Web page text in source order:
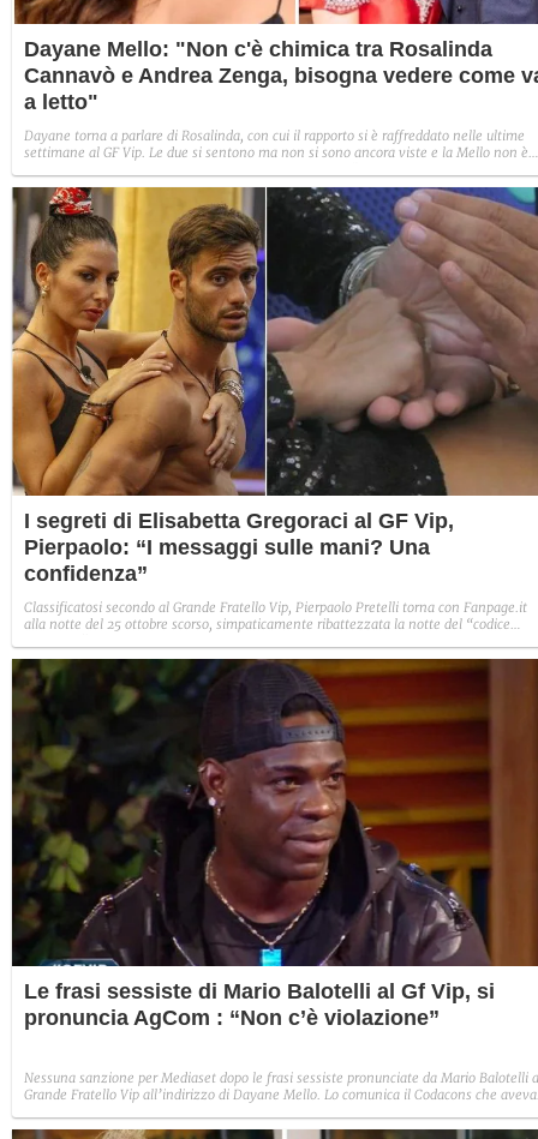
Dayane Mello: "Non c'è chimica tra Rosalinda
Cannavò e Andrea Zenga, bisogna vedere come
a letto"
Dayane torna a parlare di Rosalinda, con cui il rapporto si è raffreddato nelle ultime
settimane al GF Vip. Le due si sentono ma non si sono ancora viste e la Mello non è
forse un modo per far parlare negli ultimi dieci giorni. Stanno sfruttando la tv per dire
che sono una coppia felice".
I segreti di Elisabetta Gregoraci al GF Vip,
Pierpaolo: “I messaggi sulle mani? Una
confidenza”
Classificatosi secondo al Grande Fratello Vip, Pierpaolo Pretelli torna con Fanpage.it
alla notte del 25 ottobre scorso, simpaticamente ribattezzata la notte del “codice
a parte l’intesa nata nella Casa, non c’è stato altro. “A mente lucida ho analizzato il
tutto e capito che apparteniamo a mondi diversi”, spiega Pretelli, adesso legato a
Giulia Salemi.
Le frasi sessiste di Mario Balotelli al Gf Vip, si
pronuncia AgCom : “Non c’è violazione”
Nessuna sanzione per Mediaset dopo le frasi sessiste pronunciate da Mario Balotelli
Grande Fratello Vip all’indirizzo di Dayane Mello. Lo comunica il Codacons che aveva
“Affermazioni pronunciate alle 24.36, non configurano violazione”.